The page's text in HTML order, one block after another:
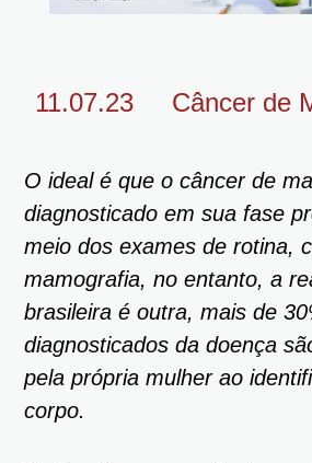
11.07.23 Câncer de
O ideal é que o câncer de
diagnosticado em sua fase
meio dos exames de rotina,
mamografia, no entanto, a
brasileira é outra, mais de
diagnosticados da doença
pela própria mulher ao
corpo.